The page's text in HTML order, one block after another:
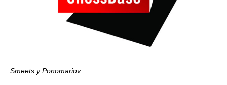
Smeets y Ponomariov